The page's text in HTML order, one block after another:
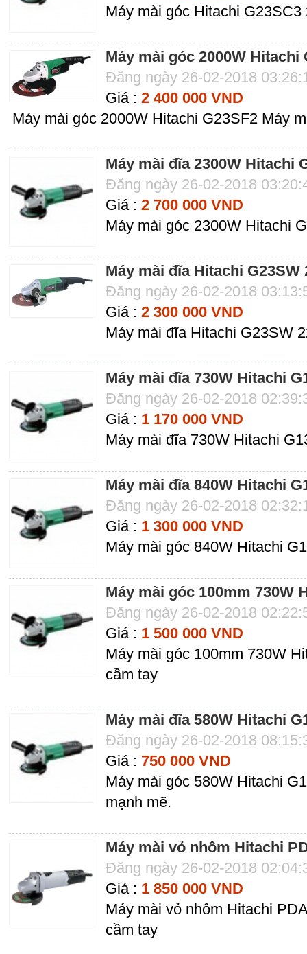
Máy mài góc Hitachi
Máy mài góc 2000W Hitachi
Đăng ngày 26-02-2018
Giá : 2 400 000 VND
Máy mài góc 2000W Hitachi G23SF2 Máy
Máy mài đĩa 2300W Hitachi
Đăng ngày 26-02-2018
Giá : 2 700 000 VND
Máy mài góc 2300W Hitachi
Máy mài đĩa Hitachi G23SW
Đăng ngày 26-02-2018
Giá : 2 300 000 VND
Máy mài đĩa Hitachi G23SW
Máy mài đĩa 730W Hitachi
Đăng ngày 26-02-2018
Giá : 1 170 000 VND
Máy mài đĩa 730W Hitachi
Máy mài đĩa 840W Hitachi
Đăng ngày 26-02-2018
Giá : 1 300 000 VND
Máy mài góc 840W Hitachi
Máy mài góc 100mm 730W
Đăng ngày 26-02-2018
Giá : 1 500 000 VND
Máy mài góc 100mm 730W
cầm tay
Máy mài đĩa 580W Hitachi
Đăng ngày 26-02-2018
Giá : 750 000 VND
Máy mài góc 580W Hitachi
mạnh mẽ.
Máy mài vỏ nhôm Hitachi
Đăng ngày 26-02-2018
Giá : 1 850 000 VND
Máy mài vỏ nhôm Hitachi
cầm tay